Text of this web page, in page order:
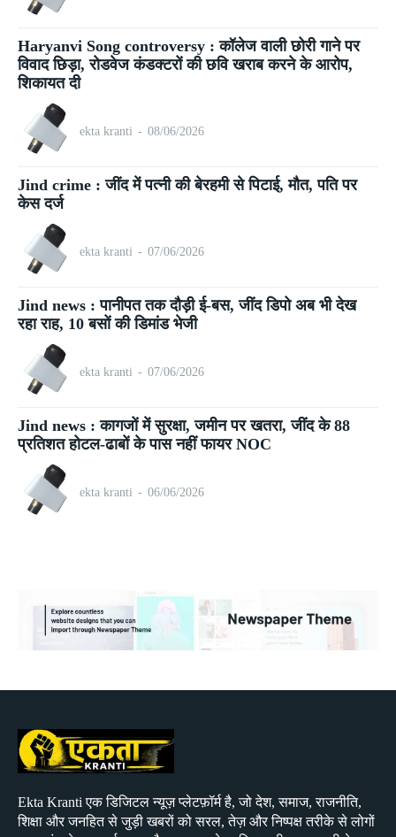
Haryanvi Song controversy : कॉलेज वाली छोरी गाने पर
विवाद छिड़ा, रोडवेज कंडक्टरों की छवि खराब करने के आरोप,
शिकायत दी
ekta kranti - 08/06/2026
Jind crime : जींद में पत्नी की बेरहमी से पिटाई, मौत, पति पर
केस दर्ज
ekta kranti - 07/06/2026
Jind news : पानीपत तक दौड़ी ई-बस, जींद डिपो अब भी देख
रहा राह, 10 बसों की डिमांड भेजी
ekta kranti - 07/06/2026
Jind news : कागजों में सुरक्षा, जमीन पर खतरा, जींद के 88
प्रतिशत होटल-ढाबों के पास नहीं फायर NOC
ekta kranti - 06/06/2026
Ekta Kranti एक डिजिटल न्यूज़ प्लेटफ़ॉर्म है, जो देश, समाज, राजनीति,
शिक्षा और जनहित से जुड़ी खबरों को सरल, तेज़ और निष्पक्ष तरीके से लोगों